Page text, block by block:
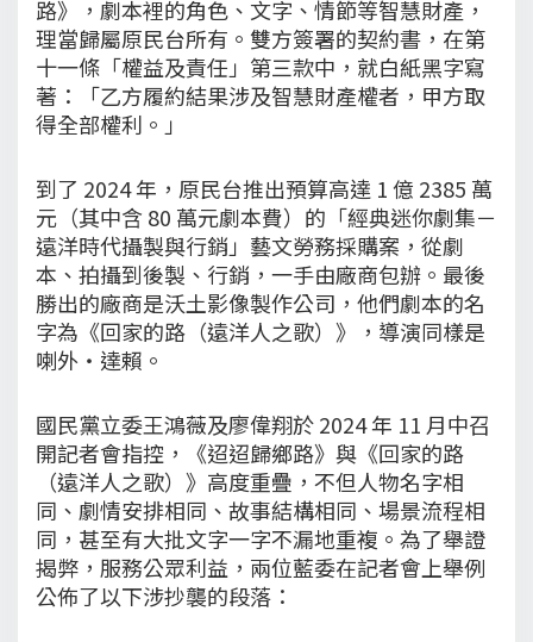
路》，劇本裡的角色、文字、情節等智慧財產，
理當歸屬原民台所有。雙方簽署的契約書，在第
十一條「權益及責任」第三款中，就白紙黑字寫
著：「乙方履約結果涉及智慧財產權者，甲方取
得全部權利。」
到了 2024 年，原民台推出預算高達 1 億 2385 萬
元（其中含 80 萬元劇本費）的「經典迷你劇集－
遠洋時代攝製與行銷」藝文勞務採購案，從劇
本、拍攝到後製、行銷，一手由廠商包辦。最後
勝出的廠商是沃土影像製作公司，他們劇本的名
字為《回家的路（遠洋人之歌）》，導演同樣是
喇外・達賴。
國民黨立委王鴻薇及廖偉翔於 2024 年 11 月中召
開記者會指控，《迢迢歸鄉路》與《回家的路
（遠洋人之歌）》高度重疊，不但人物名字相
同、劇情安排相同、故事結構相同、場景流程相
同，甚至有大批文字一字不漏地重複。為了舉證
揭弊，服務公眾利益，兩位藍委在記者會上舉例
公佈了以下涉抄襲的段落：